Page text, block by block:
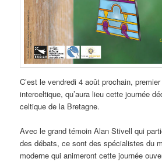
C’est le vendredi 4 août prochain,
interceltique, qu’aura lieu cette journée
celtique de la Bretagne.
Avec le grand témoin Alan Stivell qui
des débats, ce sont des spécialistes du
moderne qui animeront cette journée